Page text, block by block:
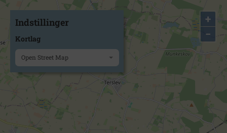
+
−
Indstillinger
Kortlag
Open Street Map